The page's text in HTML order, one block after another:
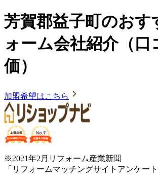
芳賀郡益子町のおす
ォーム会社紹介（口
価）
加盟希望はこちら
※2021年2月リフォーム産業新聞
「リフォームマッチングサイトアンケー